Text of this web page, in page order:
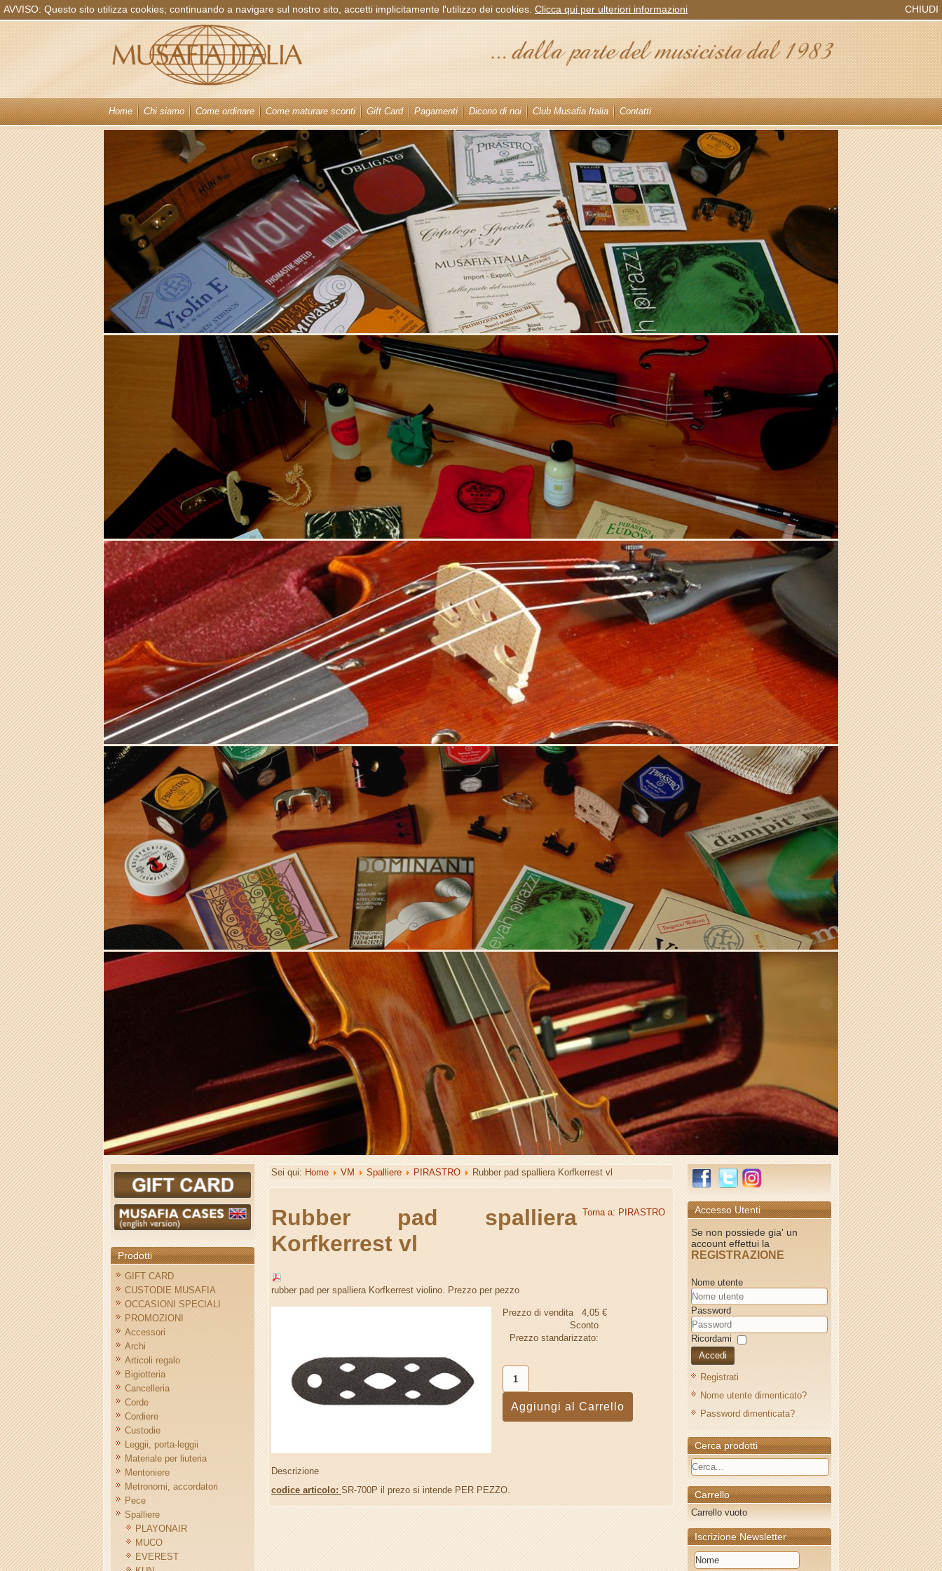
AVVISO: Questo sito utilizza cookies; continuando a navigare sul nostro sito, accetti implicitamente l'utilizzo dei cookies. Clicca qui per ulteriori informazioni CHIUDI
Home Chi siamo Come ordinare Come maturare sconti Gift Card Pagamenti Dicono di noi Club Musafia Italia Contatti
Prodotti
GIFT CARD
CUSTODIE MUSAFIA
OCCASIONI SPECIALI
PROMOZIONI
Accessori
Archi
Articoli regalo
Bigiotteria
Cancelleria
Corde
Cordiere
Custodie
Leggii, porta-leggii
Materiale per liuteria
Mentoniere
Metronomi, accordatori
Pece
Spalliere
PLAYONAIR
MUCO
EVEREST
Sei qui: Home VM Spalliere PIRASTRO Rubber pad spalliera Korfkerrest vl
Torna a: PIRASTRO
Rubber pad spalliera
Korfkerrest vl
rubber pad per spalliera Korfkerrest violino. Prezzo per pezzo
Prezzo di vendita
4,05 €
Sconto
Prezzo standarizzato:
Descrizione
codice articolo: SR-700P il prezo si intende PER PEZZO.
Accesso Utenti
Se non possiede gia' un
account effettui la
REGISTRAZIONE
Nome utente
Password
Ricordami
Accedi
Registrati
Nome utente dimenticato?
Password dimenticata?
Cerca prodotti
Carrello
Carrello vuoto
Iscrizione Newsletter